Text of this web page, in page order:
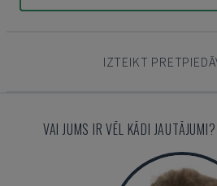
IZTEIKT
VAI JUMS IR VĒL KĀDI